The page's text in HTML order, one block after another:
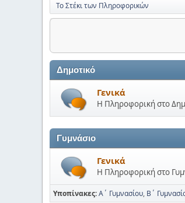
Το Στέκι των Πληροφορικών
Δημοτικό
Γενικά
Η Πληροφορική στο
Γυμνάσιο
Γενικά
Η Πληροφορική στο
Υποπίνακες Α΄ Γυμνασίου Β΄